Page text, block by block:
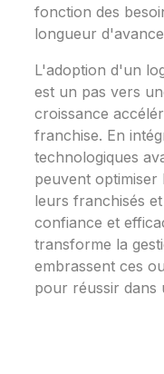
fonction des
longueur
L'adoption d'un
est un pas vers
croissance
franchise. En
technologiques
peuvent
leurs franchisés
confiance et
transforme la
embrassent ces
pour réussir dans